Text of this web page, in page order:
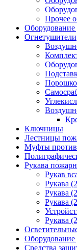
Прочее
Огнетушители
Ключницы
Лестницы
Муфты
Рукава
Рукав
Рукава
Рукава
Рукава
Рукава
Средства